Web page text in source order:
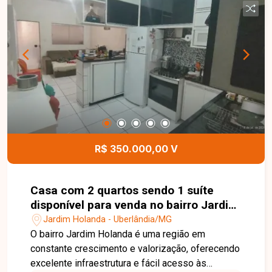
churrasqueira, pia e piscina aquecida com
hidromassagem, ideal para momentos de lazer e
confraternização. O imóvel conta ainda com
torneiras e chuveiros com aquecimento,
acabamento moderno e 04 vagas de garagem,
sendo 02 cobertas e 02 descobertas,
proporcionando conforto, sofisticação e
funcionalidade. Entre em contato para mais
informações e agende uma visita para conhecer
esta excelente oportunidade.
R$ 350.000,00 V
Casa com 2 quartos sendo 1 suíte
disponível para venda no bairro Jardim
Holanda em Uberlândia-MG
Jardim Holanda - Uberlândia/MG
O bairro Jardim Holanda é uma região em
constante crescimento e valorização, oferecendo
excelente infraestrutura e fácil acesso às